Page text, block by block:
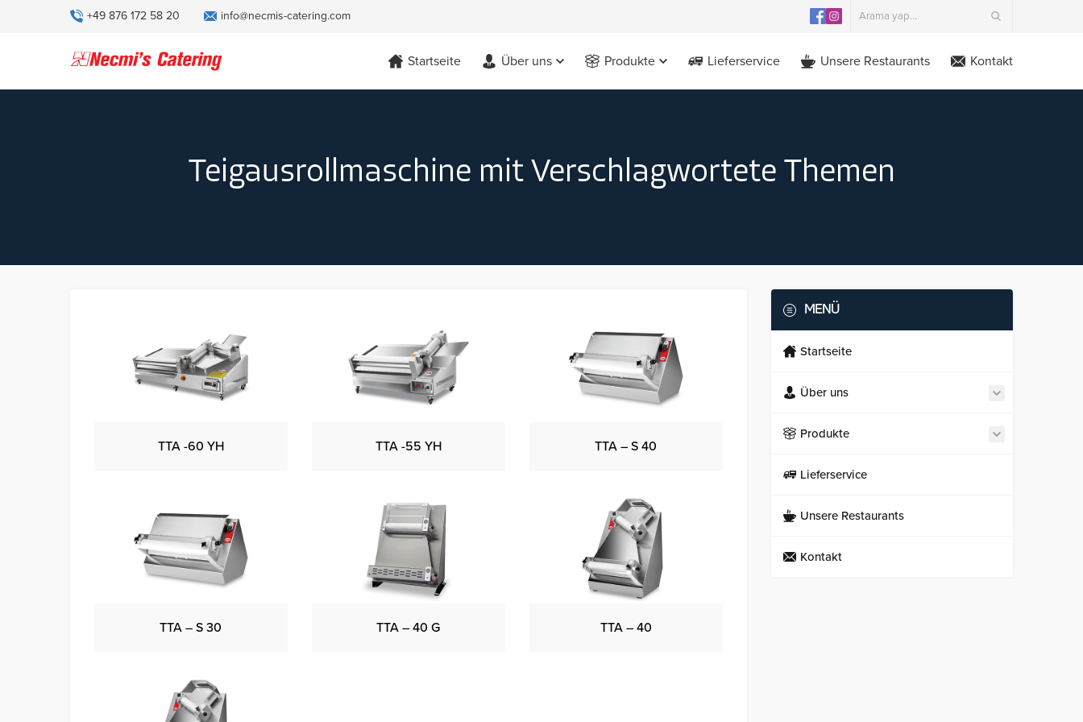
+49 876 172 58 20 info@necmis-catering.com
Startseite Über uns Produkte Lieferservice Unsere Restaurants Kontakt
Teigausrollmaschine mit Verschlagwortete Themen
TTA -60 YH TTA -55 YH TTA – S 40
TTA – S 30 TTA – 40 G TTA – 40
MENÜ
Startseite
Über uns
Produkte
Lieferservice
Unsere Restaurants
Kontakt